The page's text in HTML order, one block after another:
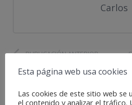
Carlos
PUBLICACIÓN ANTERIOR
Entradas relacionadas
Esta página web usa cookies
Las cookies de este sitio web se
el contenido y analizar el tráfico.